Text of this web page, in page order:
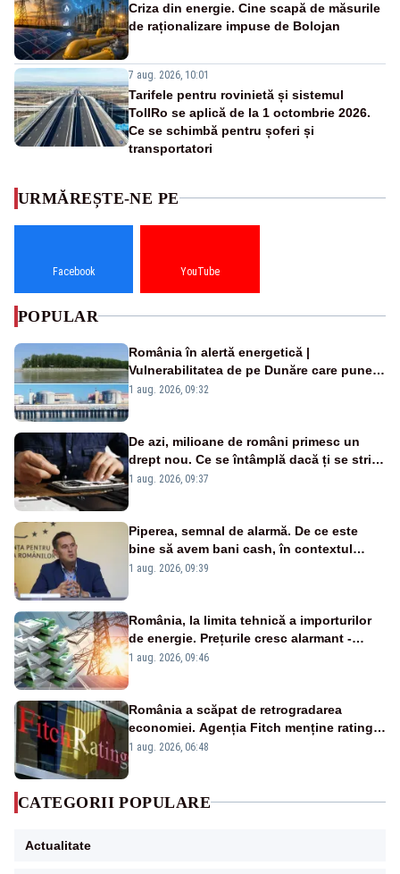
Criza din energie. Cine scapă de măsurile
de raționalizare impuse de Bolojan
7 aug. 2026, 10:01
Tarifele pentru rovinietă și sistemul
TollRo se aplică de la 1 octombrie 2026.
Ce se schimbă pentru șoferi și
transportatori
URMĂREȘTE-NE PE
Facebook YouTube
POPULAR
România în alertă energetică |
Vulnerabilitatea de pe Dunăre care pune
în pericol Centrala Cernavodă era
1 aug. 2026, 09:32
De azi, milioane de români primesc un
drept nou. Ce se întâmplă dacă ți se strică
un produs
1 aug. 2026, 09:37
Piperea, semnal de alarmă. De ce este
bine să avem bani cash, în contextul
alertei energetice?
1 aug. 2026, 09:39
România, la limita tehnică a importurilor
de energie. Prețurile cresc alarmant -
Analiză Realitatea Plus
1 aug. 2026, 09:46
România a scăpat de retrogradarea
economiei. Agenția Fitch menține ratingul
„BBB-” cu perspectivă negativă
1 aug. 2026, 06:48
CATEGORII POPULARE
Actualitate